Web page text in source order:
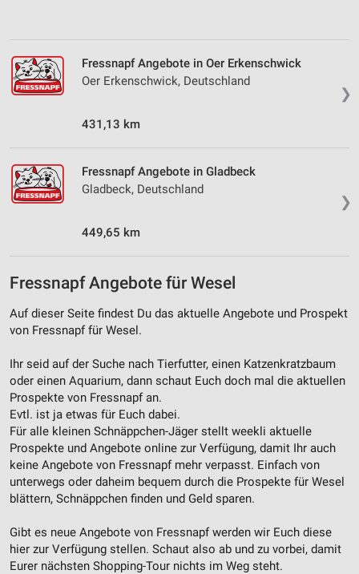
❯
Fressnapf Angebote in Oer Erkenschwick
Oer Erkenschwick, Deutschland
431,13 km
❯
Fressnapf Angebote in Gladbeck
Gladbeck, Deutschland
449,65 km
Fressnapf Angebote für Wesel
Auf dieser Seite findest Du das aktuelle Angebote und Prospekt
von Fressnapf für Wesel.
Ihr seid auf der Suche nach Tierfutter, einen Katzenkratzbaum
oder einen Aquarium, dann schaut Euch doch mal die aktuellen
Prospekte von Fressnapf an.
Evtl. ist ja etwas für Euch dabei.
Für alle kleinen Schnäppchen-Jäger stellt weekli aktuelle
Prospekte und Angebote online zur Verfügung, damit Ihr auch
keine Angebote von Fressnapf mehr verpasst. Einfach von
unterwegs oder daheim bequem durch die Prospekte für Wesel
blättern, Schnäppchen finden und Geld sparen.
Gibt es neue Angebote von Fressnapf werden wir Euch diese
hier zur Verfügung stellen. Schaut also ab und zu vorbei, damit
Eurer nächsten Shopping-Tour nichts im Weg steht.
personalisierter Inhalte
Messung der Werbeleistung
Messung der Performance von Inhalten
Kombinationen von Daten aus verschiedenen
Quellen
IAB-Besonderheiten:
Verwendung genauer Standortdaten
Informationen identifizieren
Nicht-IAB-Verarbeitungszwecke:
Notwendig
Performance
Funktional
Werbung